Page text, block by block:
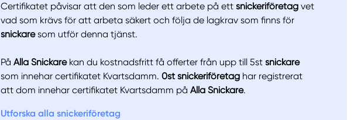
Manuellt Få hjälp
Certifikatet påvisar att den som leder ett arbete på ett snickeriföretag vet
vad som krävs för att arbeta säkert och följa de lagkrav som finns för
snickaresom utför denna tjänst.
På Alla Snickarekan du kostnadsfritt få offerter från upp till 5st snickare
som innehar certifikatet Kvartsdamm. 0st snickeriföretag har registrerat
att dom innehar certifikatet Kvartsdamm på Alla Snickare.
Utforska alla snickeriföretag